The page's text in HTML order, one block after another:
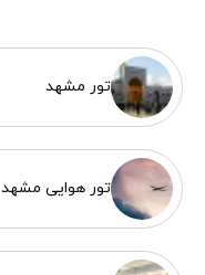
تور مشهد
تور هوایی مشهد